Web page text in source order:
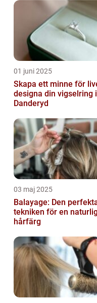
01 juni 2025
Skapa ett minne för
designa din vigselring i
Danderyd
03 maj 2025
Balayage: Den
tekniken för en
hårfärg